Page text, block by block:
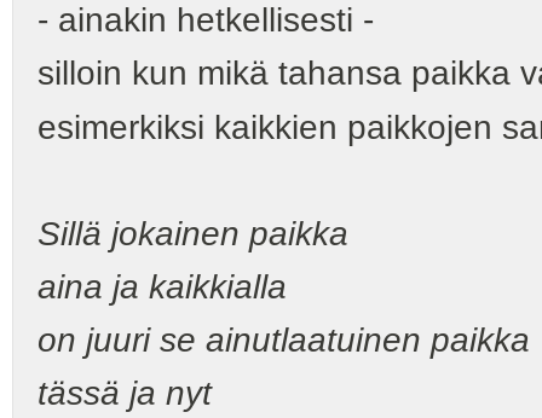
- ainakin hetkellisesti -
silloin kun mikä tahansa paikka
esimerkiksi kaikkien paikkojen
Sillä jokainen paikka
aina ja kaikkialla
on juuri se ainutlaatuinen paikka
tässä ja nyt